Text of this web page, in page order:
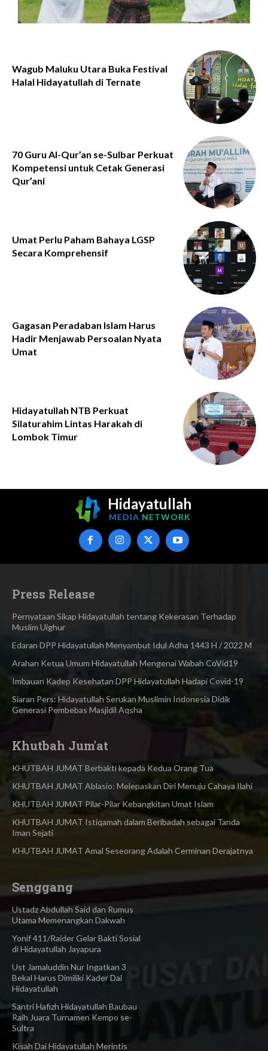
Wagub Maluku Utara Buka Festival
Halal Hidayatullah di Ternate
70 Guru Al-Qur’an se-Sulbar Perkuat
Kompetensi untuk Cetak Generasi
Qur’ani
Umat Perlu Paham Bahaya LGSP
Secara Komprehensif
Gagasan Peradaban Islam Harus
Hadir Menjawab Persoalan Nyata
Umat
Hidayatullah NTB Perkuat
Silaturahim Lintas Harakah di
Lombok Timur
Hidayatullah
MEDIA NETWORK
Press Release
Pernyataan Sikap Hidayatullah tentang Kekerasan Terhadap
Muslim Uighur
Edaran DPP Hidayatullah Menyambut Idul Adha 1443 H / 2022 M
Arahan Ketua Umum Hidayatullah Mengenai Wabah CoVid19
Imbauan Kadep Kesehatan DPP Hidayatullah Hadapi Covid-19
Siaran Pers: Hidayatullah Serukan Muslimin Indonesia Didik
Generasi Pembebas Masjidil Aqsha
Khutbah Jum'at
KHUTBAH JUMAT Berbakti kepada Kedua Orang Tua
KHUTBAH JUMAT Ablasio: Melepaskan Diri Menuju Cahaya Ilahi
KHUTBAH JUMAT Pilar-Pilar Kebangkitan Umat Islam
KHUTBAH JUMAT Istiqamah dalam Beribadah sebagai Tanda
Iman Sejati
KHUTBAH JUMAT Amal Seseorang Adalah Cerminan Derajatnya
Senggang
Ustadz Abdullah Said dan Rumus
Utama Memenangkan Dakwah
Yonif 411/Raider Gelar Bakti Sosial
di Hidayatullah Jayapura
Ust Jamaluddin Nur Ingatkan 3
Bekal Harus Dimiliki Kader Dai
Hidayatullah
Santri Hafizh Hidayatullah Baubau
Raih Juara Turnamen Kempo se-
Sultra
Kisah Dai Hidayatullah Merintis